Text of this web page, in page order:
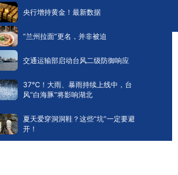
央行增持黄金！最新数据
“兰州拉面”更名，并非被迫
交通运输部启动台风二级防御响应
​37℃！大雨、暴雨持续上线中，台
风“白海豚”将影响湖北
夏天爱穿洞洞鞋？这些“坑”一定要避
开！
实中央八项规定精
新时代共产党员的